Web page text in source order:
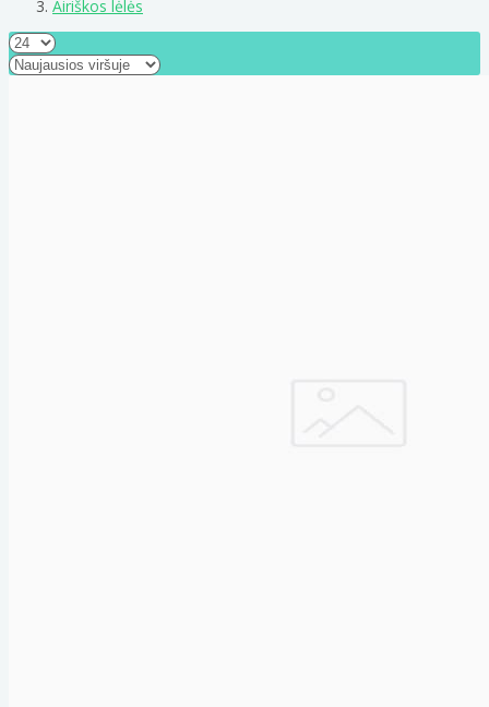
Airiškos lėlės